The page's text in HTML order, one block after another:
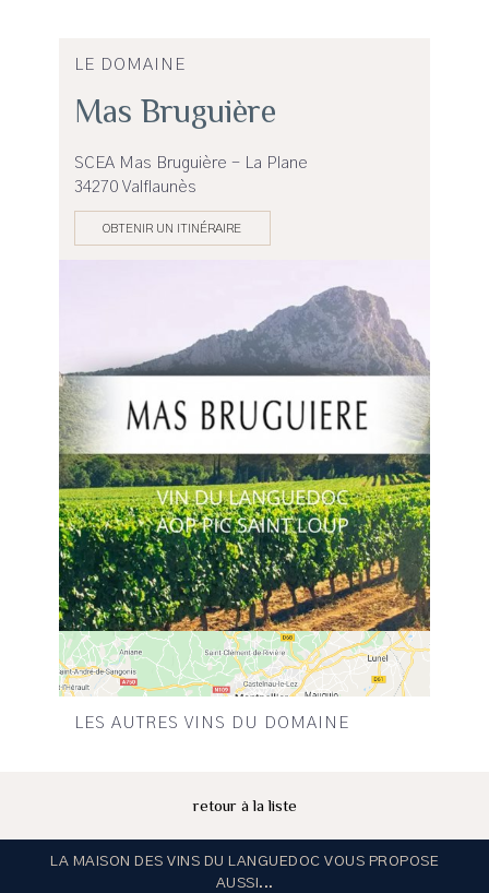
LE DOMAINE
Mas Bruguière
SCEA Mas Bruguière - La Plane
34270 Valflaunès
OBTENIR UN ITINÉRAIRE
LES AUTRES VINS DU DOMAINE
retour à la liste
LA MAISON DES VINS DU LANGUEDOC VOUS PROPOSE
AUSSI...